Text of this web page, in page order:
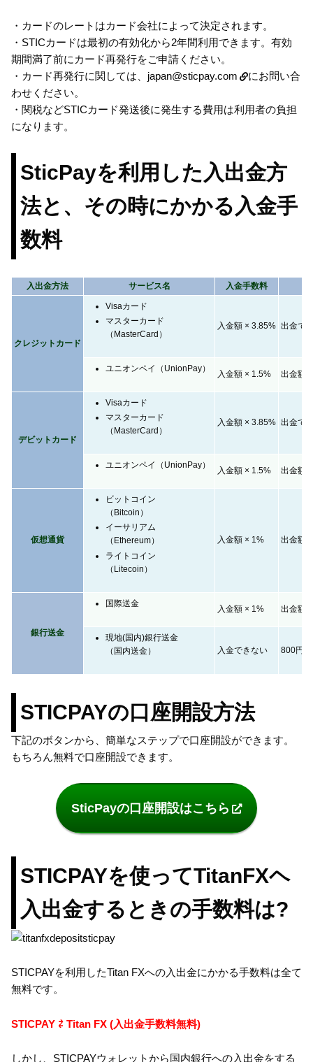
・カードのレートはカード会社によって決定されます。
・STICカードは最初の有効化から2年間利用できます。有効
期間満了前にカード再発行をご申請ください。
・カード再発行に関しては、 japan@sticpay.com
にお問い合
わせください。
・関税などSTICカード発送後に発生する費用は利用者の負担
になります。
SticPayを利用した入出金方
法と、その時にかかる入金手
数料
入出金方法 サービス名 入金手数料
クレジットカード
Visaカード
マスターカード
（MasterCard）
入金額 × 3.85% 出金で
ユニオンペイ（UnionPay）
入金額 × 1.5% 出金額
デビットカード
Visaカード
マスターカード
（MasterCard）
入金額 × 3.85% 出金で
ユニオンペイ（UnionPay）
入金額 × 1.5% 出金額
仮想通貨
ビットコイン
（Bitcoin）
イーサリアム
（Ethereum）
ライトコイン
（Litecoin）
入金額 × 1% 出金額
銀行送金
国際送金
入金額 × 1% 出金額
現地(国内)銀行送金
（国内送金）
入金できない 800円 +
STICPAYの口座開設方法
下記のボタンから、簡単なステップで口座開設ができます。
もちろん無料で口座開設できます。
SticPayの口座開設はこちら
STICPAYを使ってTitanFXヘ
入出金するときの手数料は?
STICPAYを利用したTitan FXへの入出金にかかる手数料は全て
無料です。
STICPAY ⇄ Titan FX (入出金手数料無料)
しかし、STICPAYウォレットから国内銀行への入出金をする